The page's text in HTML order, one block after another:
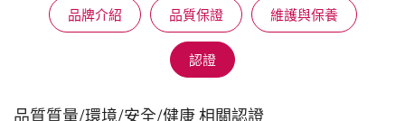
應用範例
聯絡我們
品牌介紹 品質保證 維護與保養
認證
品質質量/環境/安全/健康 相關認證